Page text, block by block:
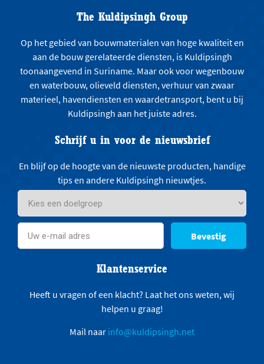
The Kuldipsingh Group
Op het gebied van bouwmaterialen van hoge kwaliteit en
aan de bouw gerelateerde diensten, is Kuldipsingh
toonaangevend in Suriname. Maar ook voor wegenbouw
en waterbouw, olieveld diensten, verhuur van zwaar
materieel, havendiensten en waardetransport, bent u bij
Kuldipsingh aan het juiste adres.
Schrijf u in voor de nieuwsbrief
En blijf op de hoogte van de nieuwste producten, handige
tips en andere Kuldipsingh nieuwtjes.
Bevestig
Klantenservice
Heeft u vragen of een klacht? Laat het ons weten, wij
helpen u graag!
Mail naar info@kuldipsingh.net